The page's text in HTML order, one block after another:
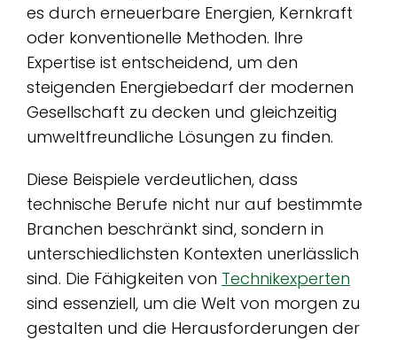
es durch erneuerbare Energien, Kernkraft
oder konventionelle Methoden. Ihre
Expertise ist entscheidend, um den
steigenden Energiebedarf der modernen
Gesellschaft zu decken und gleichzeitig
umweltfreundliche Lösungen zu finden.
Diese Beispiele verdeutlichen, dass
technische Berufe nicht nur auf bestimmte
Branchen beschränkt sind, sondern in
unterschiedlichsten Kontexten unerlässlich
sind. Die Fähigkeiten von Technikexperten
sind essenziell, um die Welt von morgen zu
gestalten und die Herausforderungen der